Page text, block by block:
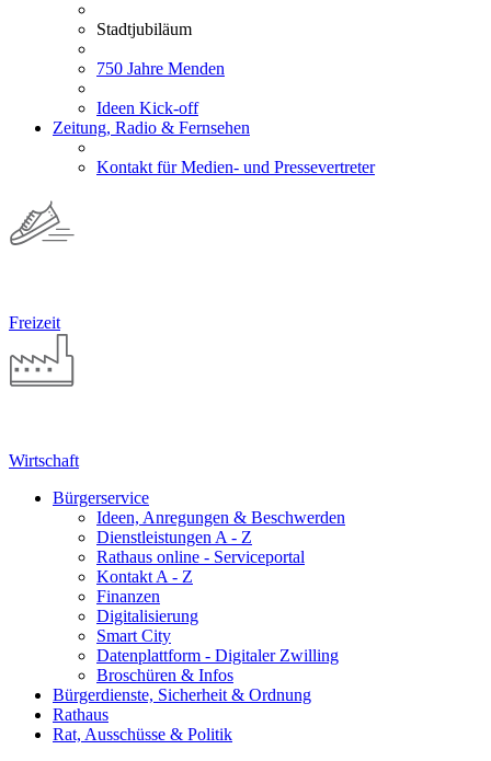
Stadtjubiläum
750 Jahre Menden
Ideen Kick-off
Zeitung, Radio & Fernsehen
Kontakt für Medien- und Pressevertreter
Freizeit
Wirtschaft
Bürgerservice
Ideen, Anregungen & Beschwerden
Dienstleistungen A - Z
Rathaus online - Serviceportal
Kontakt A - Z
Finanzen
Digitalisierung
Smart City
Datenplattform - Digitaler Zwilling
Broschüren & Infos
Bürgerdienste, Sicherheit & Ordnung
Rathaus
Rat, Ausschüsse & Politik